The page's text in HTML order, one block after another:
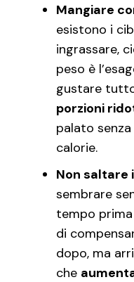
Mangiare
esistono i
ingrassare,
peso è
gustare
porzioni
palato
calorie.
Non saltare
sembrare
tempo
di
dopo, ma
che